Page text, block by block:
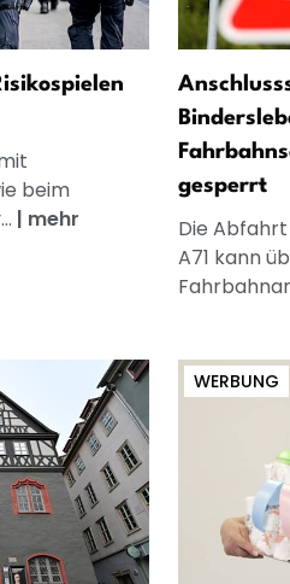
beim
| mehr
gesperrt
Die
A71 kann
WERBUNG